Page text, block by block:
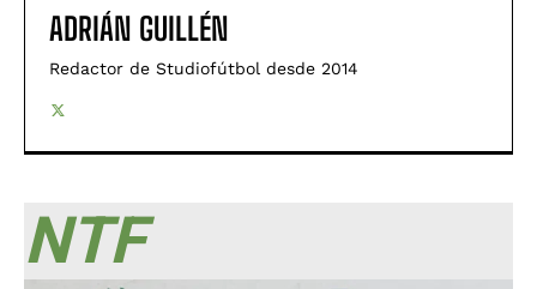
ADRIÁN GUILLÉN
Redactor de Studiofútbol desde 2014
NTF